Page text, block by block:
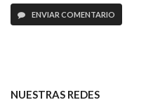
ENVIAR COMENTARIO
NUESTRAS REDES